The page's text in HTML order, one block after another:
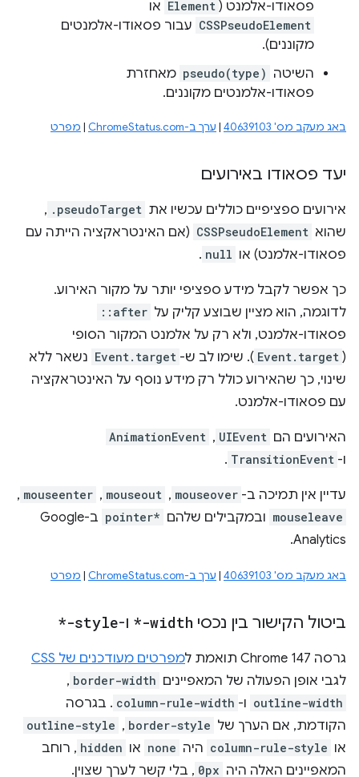
פסאודו-אלמנט ( Element או
CSSPseudoElement עבור פסאודו-אלמנטים
מקוננים).
השיטה pseudo(type) מאחזרת
פסאודו-אלמנטים מקוננים.
באג מעקב מס' 40639103 | ערך ב-ChromeStatus.com | מפרט
יעד פסאודו באירועים
אירועים ספציפיים כוללים עכשיו את .pseudoTarget
,
שהוא CSSPseudoElement (אם האינטראקציה הייתה עם
פסאודו-אלמנט) או null
.
כך אפשר לקבל מידע ספציפי יותר על מקור האירוע.
לדוגמה, הוא מציין שבוצע קליק על ::after
פסאודו-אלמנט, ולא רק על אלמנט המקור הסופי
(
Event.target ). שימו לב ש- Event.target נשאר ללא
שינוי, כך שהאירוע כולל רק מידע נוסף על האינטראקציה
עם פסאודו-אלמנט.
האירועים הם UIEvent
,‏
AnimationEvent
ו- TransitionEvent
.
עדיין אין תמיכה ב- mouseover
,‏
mouseout
,‏
mouseenter
,‏
mouseleave ובמקבילים שלהם pointer*
ב-Google
Analytics.
באג מעקב מס' 40639103 | ערך ב-ChromeStatus.com | מפרט
ביטול הקישור בין נכסי *-width ו-*-style
גרסה Chrome 147 תואמת ל
מפרטים מעודכנים של CSS
לגבי אופן הפעולה של המאפיינים border-width
,
outline-width ו- column-rule-width . בגרסה
הקודמת, אם הערך של border-style
,
outline-style
או column-rule-style היה none או hidden , רוחב
המאפיינים האלה היה 0px , בלי קשר לערך שצוין.